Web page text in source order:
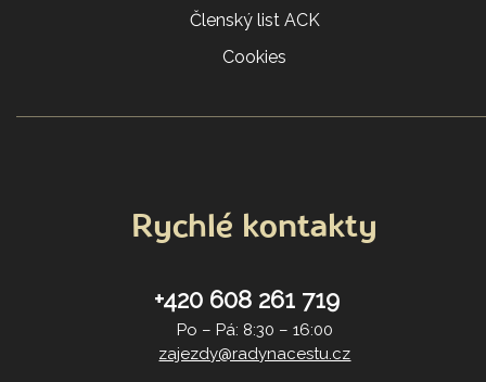
Členský list ACK
Cookies
Rychlé kontakty
+420 608 261 719
Po – Pá: 8:30 – 16:00
zajezdy@radynacestu.cz